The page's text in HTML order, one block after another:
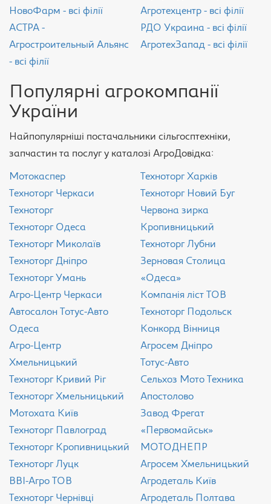
НовоФарм - всі філії
АСТРА -
Агростроительный Альянс
- всі філії
Агротехцентр - всі філії
РДО Украина - всі філії
АгротехЗапад - всі філії
Популярні агрокомпанії
України
Найпопулярніші постачальники сільгосптехніки,
запчастин та послуг у каталозі АгроДовідка:
Мотокаспер
Техноторг Черкаси
Техноторг
Техноторг Одеса
Техноторг Миколаїв
Техноторг Дніпро
Техноторг Умань
Агро-Центр Черкаси
Aвтосалон Тотус-Авто
Одеса
Агро-Центр
Хмельницький
Техноторг Кривий Ріг
Техноторг Хмельницький
Мотохата Київ
Техноторг Павлоград
Техноторг Кропивницький
Техноторг Луцк
ВВІ-Агро ТОВ
Техноторг Чернівці
Техноторг Харків
Техноторг Новий Буг
Червона зирка
Кропивницький
Техноторг Лубни
Зерновая Столица
«Одеса»
Компанія ліст ТОВ
Техноторг Подольск
Конкорд Вінниця
Агросем Дніпро
Тотус-Авто
Сельхоз Мото Техника
Апостолово
Завод Фрегат
«Первомайськ»
МОТОДНЕПР
Агросем Хмельницький
Агродеталь Київ
Агродеталь Полтава